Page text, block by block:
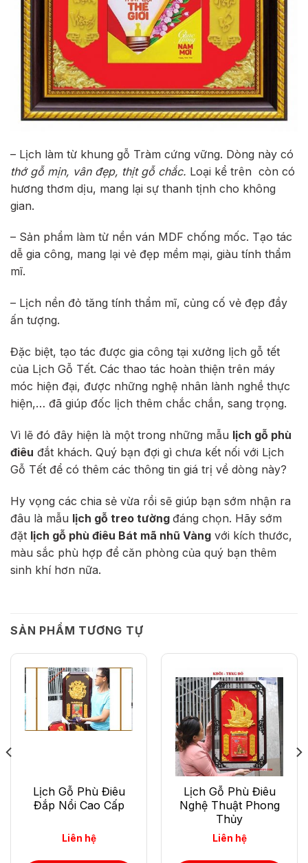
– Lịch làm từ khung gỗ Tràm cứng vững. Dòng này có
thớ gỗ mịn, vân đẹp, thịt gỗ chắc. Loại kể trên còn có
hương thơm dịu, mang lại sự thanh tịnh cho không
gian.
– Sản phẩm làm từ nền ván MDF chống mốc. Tạo tác
dễ gia công, mang lại vẻ đẹp mềm mại, giàu tính thẩm
mĩ.
– Lịch nền đỏ tăng tính thẩm mĩ, củng cố vẻ đẹp đầy
ấn tượng.
Đặc biệt, tạo tác được gia công tại xưởng lịch gỗ tết
của Lịch Gỗ Tết. Các thao tác hoàn thiện trên máy
móc hiện đại, được những nghệ nhân lành nghề thực
hiện,… đã giúp đốc lịch thêm chắc chắn, sang trọng.
Vì lẽ đó đây hiện là một trong những mẫu lịch gỗ phù
điêu đắt khách. Quý bạn đợi gì chưa kết nối với Lịch
Gỗ Tết để có thêm các thông tin giá trị về dòng này?
Hy vọng các chia sẻ vừa rồi sẽ giúp bạn sớm nhận ra
đâu là mẫu lịch gỗ treo tường đáng chọn. Hãy sớm
đặt lịch gỗ phù điêu Bát mã nhũ Vàng với kích thước,
màu sắc phù hợp để căn phòng của quý bạn thêm
sinh khí hơn nữa.
SẢN PHẨM TƯƠNG TỰ
Lịch Gỗ Phù Điêu
Đắp Nổi Cao Cấp
Liên hệ
Lịch Gỗ Phù Điêu
Nghệ Thuật Phong
Thủy
Liên hệ